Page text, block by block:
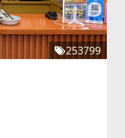
253799